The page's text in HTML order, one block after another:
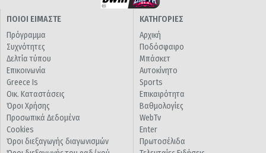
ΠΟΙΟΙ ΕΙΜΑΣΤΕ
Πρόγραμμα
Συχνότητες
Δελτία τύπου
Επικοινωνία
Greece Is
Οικ. Καταστάσεις
Όροι Χρήσης
Προσωπικά Δεδομένα
Cookies
Όροι διεξαγωγής διαγωνισμών
ΚΑΤΗΓΟΡΙΕΣ
Αρχική
Ποδόσφαιρο
Μπάσκετ
Αυτοκίνητο
Sports
Επικαιρότητα
Βαθμολογίες
WebTv
Enter
Πρωτοσέλιδα